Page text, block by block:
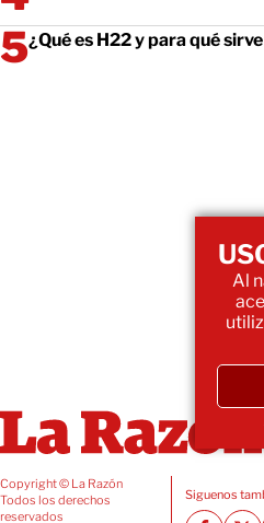
¿Qué es H22 y para qué
Copyright © La Razón
Todos los derechos
reservados
Siguenos
Al